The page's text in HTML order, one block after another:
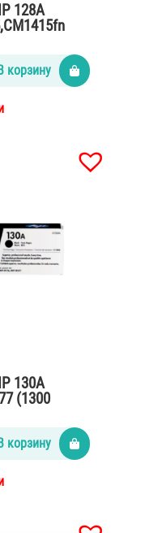
128A
корзину
130A
(1300
В корзину